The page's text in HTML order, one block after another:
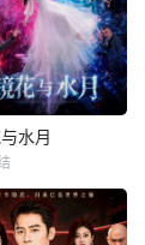
水月